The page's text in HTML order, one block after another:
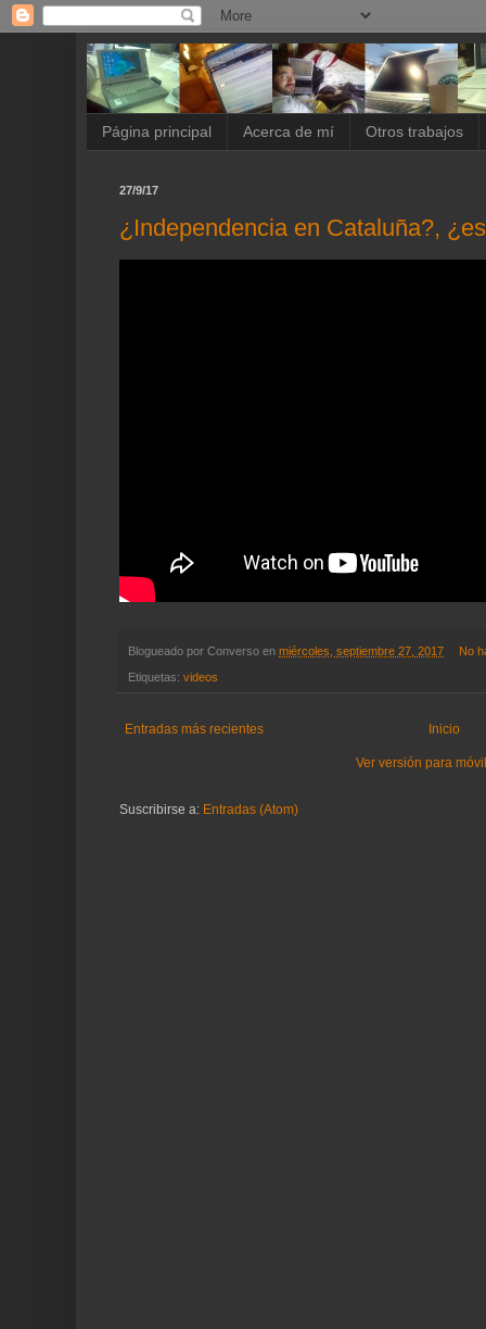
Página principal Acerca de mí Otros trabajos
27/9/17
¿Independencia en Cataluña?,
Blogueado por Converso en miércoles, septiembre 27, 2017 No
Etiquetas: videos
Entradas más recientes Inicio
Ver versión para
Suscribirse a: Entradas (Atom)